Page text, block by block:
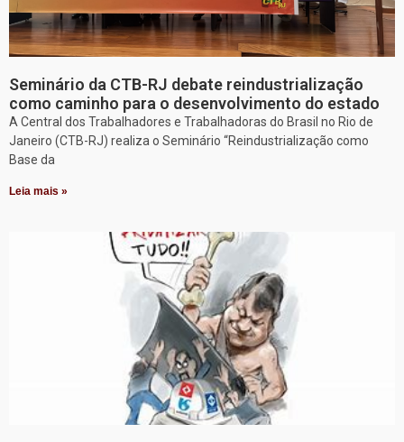
Seminário da CTB-RJ debate reindustrialização
como caminho para o desenvolvimento do estado
A Central dos Trabalhadores e Trabalhadoras do Brasil no Rio de
Janeiro (CTB-RJ) realiza o Seminário “Reindustrialização como
Base da
Leia mais »